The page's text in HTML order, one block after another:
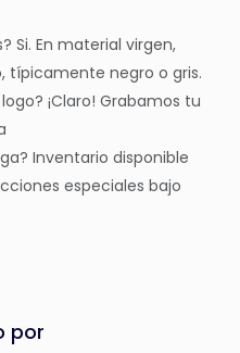
Si. En material virgen,
típicamente negro o gris.
¡Claro! Grabamos tu
Inventario disponible
especiales bajo
por